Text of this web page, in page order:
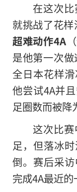
在这次比
就挑战了花
超难动作4A
是他第一次
全日本花样滑
他尝试4A并
足圈数而被降
这次比
足，但落冰
倒。赛后采
完成4A最近的